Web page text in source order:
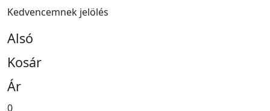
Kedvencemnek jelölés
Alsó
Kosár
Ár
0